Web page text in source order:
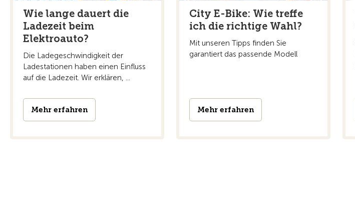
Wie lange dauert die
Ladezeit beim
Elektroauto?
Die Ladegeschwindigkeit der
Ladestationen haben einen Einfluss
auf die Ladezeit. Wir erklären, ...
Mehr erfahren
City E-Bike: Wie treffe
ich die richtige Wahl?
Mit unseren Tipps finden Sie
garantiert das passende Modell
Mehr erfahren